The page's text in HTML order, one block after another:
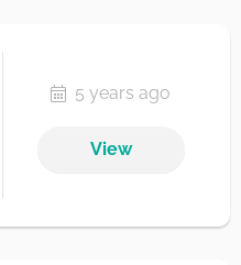
5 years ago
View